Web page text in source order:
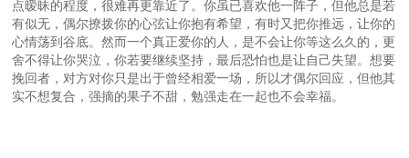
点暧昧的程度，很难再更靠近了。你虽已喜欢他一阵子，但他总是若
有似无，偶尔撩拨你的心弦让你抱有希望，有时又把你推远，让你的
心情荡到谷底。然而一个真正爱你的人，是不会让你等这么久的，更
舍不得让你哭泣，你若要继续坚持，最后恐怕也是让自己失望。想要
挽回者，对方对你只是出于曾经相爱一场，所以才偶尔回应，但他其
实不想复合，强摘的果子不甜，勉强走在一起也不会幸福。